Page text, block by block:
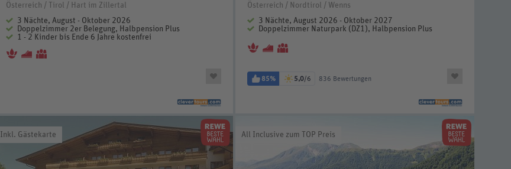
Österreich / Tirol / Hart im Zillertal
3 Nächte, August - Oktober 2026
Doppelzimmer 2er Belegung, Halbpension Plus
1 - 2 Kinder bis Ende 6 Jahre kostenfrei
Österreich / Nordtirol / Wenns
3 Nächte, August 2026 - Oktober 2027
Doppelzimmer Naturpark (DZ1), Halbpension Plus
85% 5,0/6 836 Bewertungen
Inkl. Gästekarte All Inclusive zum TOP Preis